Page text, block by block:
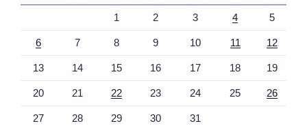
1 2 3 4 5
6 7 8 9 10 11 12
13 14 15 16 17 18 19
20 21 22 23 24 25 26
27 28 29 30 31